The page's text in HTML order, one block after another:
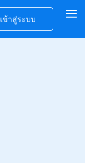
เข้าสู่ระบบ